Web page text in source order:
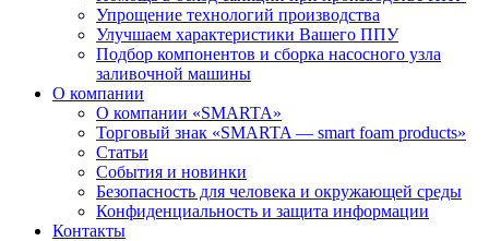
Упрощение технологий производства
Улучшаем характеристики Вашего ППУ
Подбор компонентов и сборка насосного узла
заливочной машины
О компании
О компании «SMARTA»
Торговый знак «SMARTA — smart foam products»
Статьи
События и новинки
Безопасность для человека и окружающей среды
Конфиденциальность и защита информации
Контакты